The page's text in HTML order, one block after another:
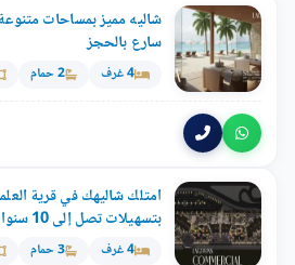
شاليه مميز بمساحات
سارع بالحجز
4 غرف 2 حمام
امتلك شاليهك في قرية
بتسهيلات تصل إلى 10 سنوات
4 غرف 3 حمام